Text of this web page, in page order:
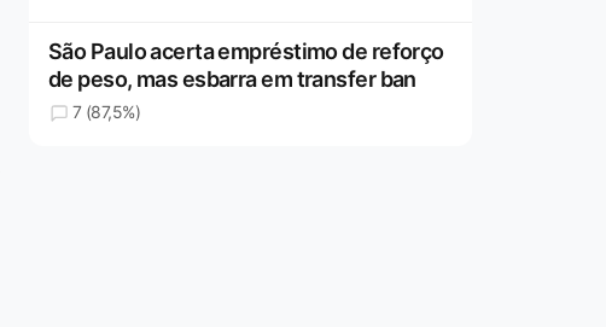
São Paulo acerta empréstimo de reforço
de peso, mas esbarra em transfer ban
7 (87,5%)